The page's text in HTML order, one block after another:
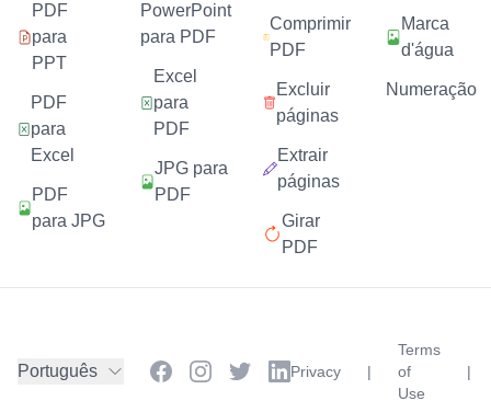
PDF
para
PPT
PDF
para
Excel
PDF
para JPG
PowerPoint
para PDF
Excel
para
PDF
JPG para
PDF
Comprimir
PDF
Excluir
páginas
Extrair
páginas
Girar
PDF
Marca
d'água
Numeração
Português Privacy |
Terms
of
Use
|